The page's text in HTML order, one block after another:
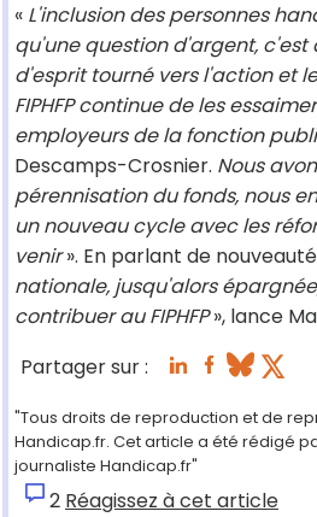
« L'inclusion des personnes
qu'une question d'argent,
d'esprit tourné vers l'action et
FIPHFP continue de les
employeurs de la fonction
Descamps-Crosnier. Nous
pérennisation du fonds, nous
un nouveau cycle avec les
venir». En parlant de
nationale, jusqu'alors
contribuer au FIPHFP», lance
Partager sur :
"Tous droits de reproduction et de
Handicap.fr. Cet article a été rédigé
journaliste Handicap.fr"
2 Réagissez à cet article